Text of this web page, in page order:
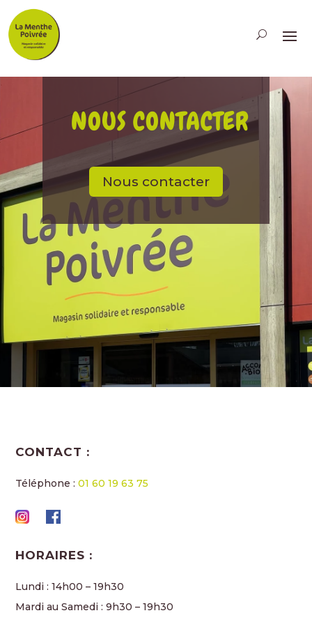
NOUS CONTACTER
Nous contacter
CONTACT :
Téléphone :01 60 19 63 75
HORAIRES :
Lundi : 14h00 – 19h30
Mardi au Samedi : 9h30 – 19h30